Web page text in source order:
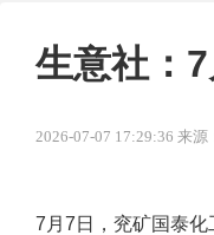
生意社：
2026-07-07 17:29:36 来源
7月7日，兖矿国泰